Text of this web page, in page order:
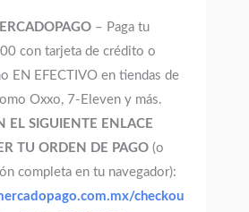
– Paga tu
con tarjeta de crédito o
EN EFECTIVO en tiendas de
Oxxo, 7-Eleven y más.
EL SIGUIENTE ENLACE
TU ORDEN DE PAGO (o
completa en tu navegador):
checkou